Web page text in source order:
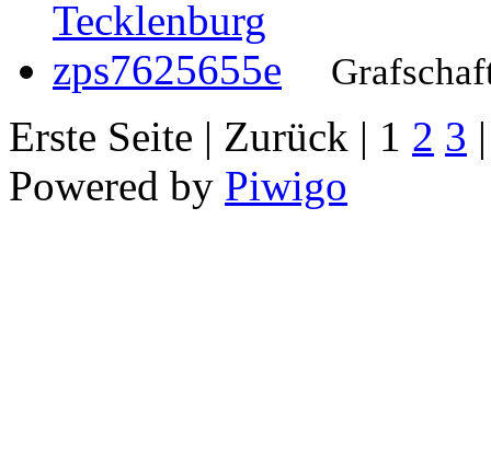
Erste Seite | Zurück | 1 2 3
Powered by Piwigo